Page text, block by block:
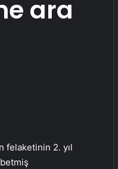
ara
felaketinin 2. yıl